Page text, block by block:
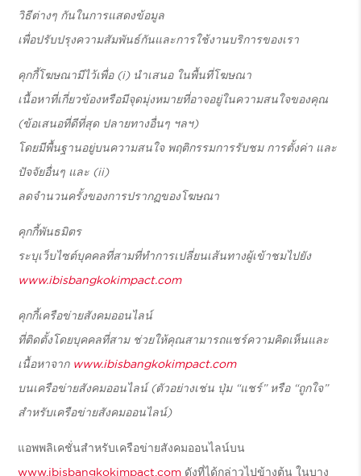
วิธีต่างๆ กันในการแสดงข้อมูล
เพื่อปรับปรุงความสัมพันธ์กันและการใช้งานบริการของเรา
คุกกี้โฆษณามีไว้เพื่อ (i) นำเสนอ ในพื้นที่โฆษณา
เนื้อหาที่เกี่ยวข้องหรือมีจุดมุ่งหมายที่อาจอยู่ในความสนใจของคุณ
(ข้อเสนอที่ดีที่สุด ปลายทางอื่นๆ ฯลฯ)
โดยมีพื้นฐานอยู่บนความสนใจ พฤติกรรมการรับชม การตั้งค่า และ
ปัจจัยอื่นๆ และ (ii)
ลดจำนวนครั้งของการปรากฏของโฆษณา
คุกกี้พันธมิตร
ระบุเว็บไซต์บุคคลที่สามที่ทำการเปลี่ยนเส้นทางผู้เข้าชมไปยัง
www.ibisbangkokimpact.com
คุกกี้เครือข่ายสังคมออนไลน์
ที่ติดตั้งโดยบุคคลที่สาม ช่วยให้คุณสามารถแชร์ความคิดเห็นและ
เนื้อหาจาก www.ibisbangkokimpact.com
บนเครือข่ายสังคมออนไลน์ (ตัวอย่างเช่น ปุ่ม “แชร์” หรือ “ถูกใจ”
สำหรับเครือข่ายสังคมออนไลน์)
แอพพลิเคชั่นสำหรับเครือข่ายสังคมออนไลน์บน
www.ibisbangkokimpact.com ดังที่ได้กล่าวไปข้างต้น ในบาง